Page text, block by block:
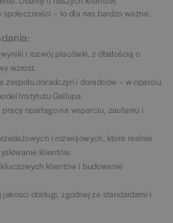
– to dla nas bardzo ważne.
i rozwój placówki, z dbałością o
wzrost.
zespołu doradczyń i doradców – w oparciu
Instytutu Gallupa.
opartego na wsparciu, zaufaniu i
i rozwojowych, które realnie
klientów.
klientów i budowanie
obsługi, zgodnej ze standardami i